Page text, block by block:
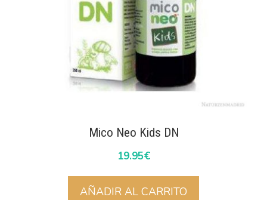
Mico Neo Kids DN
19.95€
AÑADIR AL CARRITO